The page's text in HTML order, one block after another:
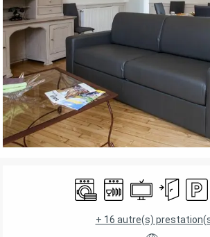
OUVERTURE ET
Lave lingeLave vaisselle
Télévision
Entrée
+ 16 autre(s)